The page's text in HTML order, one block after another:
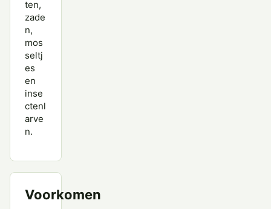
ten,
zade
n,
mos
seltj
es
en
inse
ctenl
arve
n.
Voorkomen